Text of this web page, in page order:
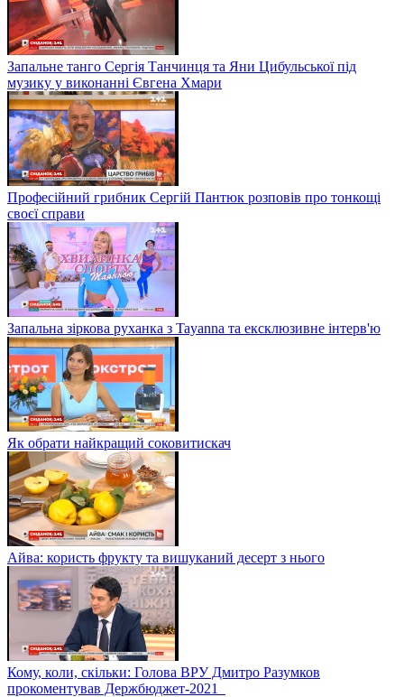
Запальне танго Сергія Танчинця та Яни Цибульської під
музику у виконанні Євгена Хмари
Професійний грибник Сергій Пантюк розповів про тонкощі
своєї справи
Запальна зіркова руханка з Tayanna та ексклюзивне інтерв'ю
Як обрати найкращий соковитискач
Айва: користь фрукту та вишуканий десерт з нього
Кому, коли, скільки: Голова ВРУ Дмитро Разумков
прокоментував Держбюджет-2021